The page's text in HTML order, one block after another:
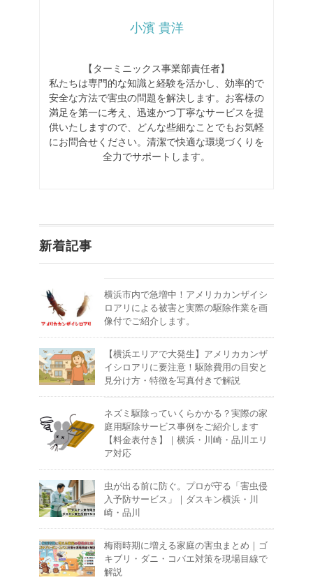
小濱 貴洋
【ターミニックス事業部責任者】
私たちは専門的な知識と経験を活かし、効率的で
安全な方法で害虫の問題を解決します。お客様の
満足を第一に考え、迅速かつ丁寧なサービスを提
供いたしますので、どんな些細なことでもお気軽
にお問合せください。清潔で快適な環境づくりを
全力でサポートします。
新着記事
横浜市内で急増中！アメリカカンザイシ
ロアリによる被害と実際の駆除作業を画
像付でご紹介します。
【横浜エリアで大発生】アメリカカンザ
イシロアリに要注意！駆除費用の目安と
見分け方・特徴を写真付きで解説
ネズミ駆除っていくらかかる？実際の家
庭用駆除サービス事例をご紹介します
【料金表付き】｜横浜・川崎・品川エリ
ア対応
虫が出る前に防ぐ。プロが守る「害虫侵
入予防サービス」｜ダスキン横浜・川
崎・品川
梅雨時期に増える家庭の害虫まとめ｜ゴ
キブリ・ダニ・コバエ対策を現場目線で
解説